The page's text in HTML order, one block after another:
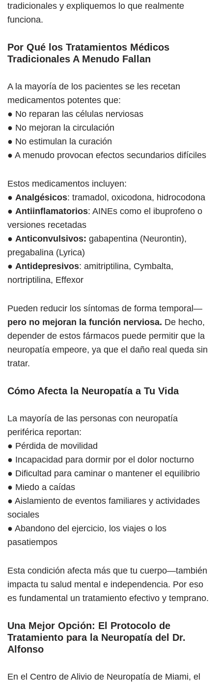
tradicionales y expliquemos lo que realmente
funciona.
Por Qué los Tratamientos Médicos
Tradicionales A Menudo Fallan
A la mayoría de los pacientes se les recetan
medicamentos potentes que:
● No reparan las células nerviosas
● No mejoran la circulación
● No estimulan la curación
● A menudo provocan efectos secundarios difíciles
Estos medicamentos incluyen:
● Analgésicos: tramadol, oxicodona, hidrocodona
● Antiinflamatorios: AINEs como el ibuprofeno o
versiones recetadas
● Anticonvulsivos: gabapentina (Neurontin),
pregabalina (Lyrica)
● Antidepresivos: amitriptilina, Cymbalta,
nortriptilina, Effexor
Pueden reducir los síntomas de forma temporal—
pero no mejoran la función nerviosa. De hecho,
depender de estos fármacos puede permitir que la
neuropatía empeore, ya que el daño real queda sin
tratar.
Cómo Afecta la Neuropatía a Tu Vida
La mayoría de las personas con neuropatía
periférica reportan:
● Pérdida de movilidad
● Incapacidad para dormir por el dolor nocturno
● Dificultad para caminar o mantener el equilibrio
● Miedo a caídas
● Aislamiento de eventos familiares y actividades
sociales
● Abandono del ejercicio, los viajes o los
pasatiempos
Esta condición afecta más que tu cuerpo—también
impacta tu salud mental e independencia. Por eso
es fundamental un tratamiento efectivo y temprano.
Una Mejor Opción: El Protocolo de
Tratamiento para la Neuropatía del Dr.
Alfonso
En el Centro de Alivio de Neuropatía de Miami, el